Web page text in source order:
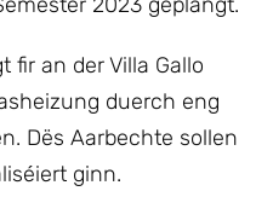
fir an der Villa Gallo
duerch eng
Dës Aarbechte sollen
ginn.